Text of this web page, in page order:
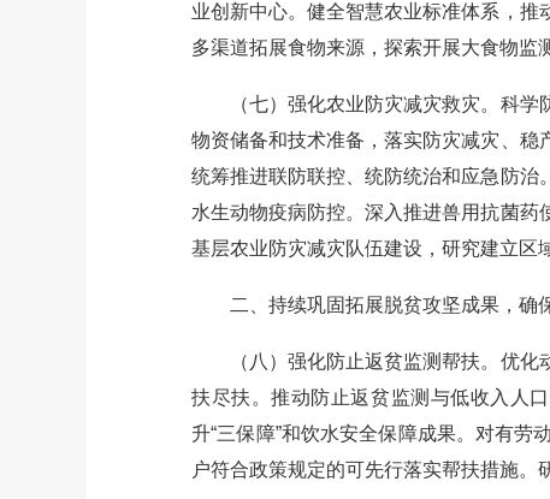
业创新中心。健全智慧农业标准体系，推
多渠道拓展食物来源，探索开展大食物监
（七）强化农业防灾减灾救灾。科学防
物资储备和技术准备，落实防灾减灾、稳
统筹推进联防联控、统防统治和应急防治
水生动物疫病防控。深入推进兽用抗菌
基层农业防灾减灾队伍建设，研究建立区
二、持续巩固拓展脱贫攻坚成果，确
（八）强化防止返贫监测帮扶。优化动
扶尽扶。推动防止返贫监测与低收入人
升“三保障”和饮水安全保障成果。对有
户符合政策规定的可先行落实帮扶措施。